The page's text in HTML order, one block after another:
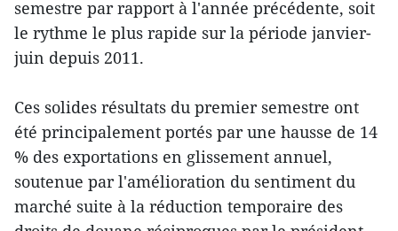
semestre par rapport à l'année précédente, soit
le rythme le plus rapide sur la période janvier-
juin depuis 2011.
Ces solides résultats du premier semestre ont
été principalement portés par une hausse de 14
% des exportations en glissement annuel,
soutenue par l'amélioration du sentiment du
marché suite à la réduction temporaire des